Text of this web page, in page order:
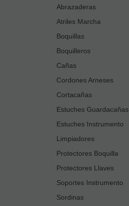
Abrazaderas
Atriles Marcha
Boquillas
Boquilleros
Cañas
Cordones Arneses
Cortacañas
Estuches Guardacañas
Estuches Instrumento
Limpiadores
Protectores Boquilla
Protectores Llaves
Soportes Instrumento
Sordinas